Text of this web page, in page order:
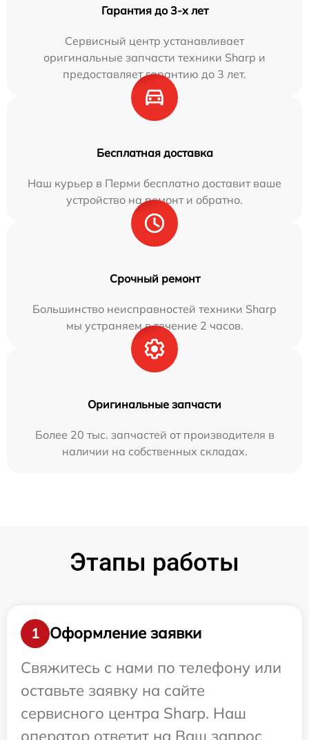
Гарантия до 3-х лет
Сервисный центр устанавливает
оригинальные запчасти техники Sharp и
предоставляет гарантию до 3 лет.
Бесплатная доставка
Наш курьер в Перми бесплатно доставит ваше
устройство на ремонт и обратно.
Срочный ремонт
Большинство неисправностей техники Sharp
мы устраняем в течение 2 часов.
Оригинальные запчасти
Более 20 тыс. запчастей от производителя в
наличии на собственных складах.
Этапы работы
1
Оформление заявки
Свяжитесь с нами по телефону или
оставьте заявку на сайте
сервисного центра Sharp. Наш
оператор ответит на Ваш запрос